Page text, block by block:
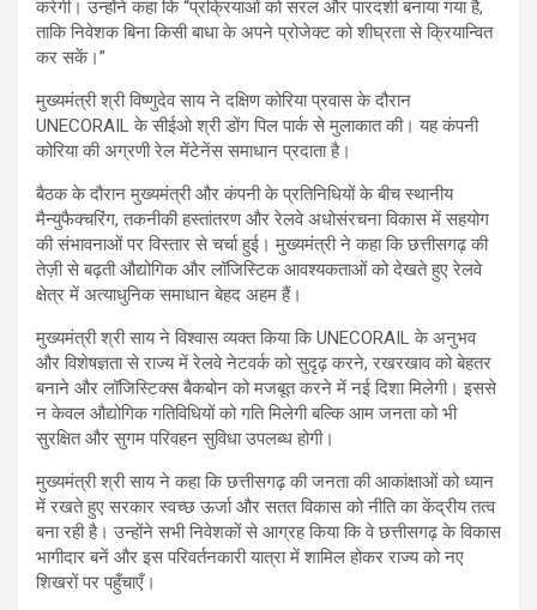
करेगी। उन्होंने कहा कि “प्रक्रियाओं को सरल और पारदर्शी बनाया गया है,
ताकि निवेशक बिना किसी बाधा के अपने प्रोजेक्ट को शीघ्रता से क्रियान्वित
कर सकें।”
मुख्यमंत्री श्री विष्णुदेव साय ने दक्षिण कोरिया प्रवास के दौरान
UNECORAIL के सीईओ श्री डोंग पिल पार्क से मुलाकात की। यह कंपनी
कोरिया की अग्रणी रेल मेंटेनेंस समाधान प्रदाता है।
बैठक के दौरान मुख्यमंत्री और कंपनी के प्रतिनिधियों के बीच स्थानीय
मैन्युफैक्चरिंग, तकनीकी हस्तांतरण और रेलवे अधोसंरचना विकास में सहयोग
की संभावनाओं पर विस्तार से चर्चा हुई। मुख्यमंत्री ने कहा कि छत्तीसगढ़ की
तेज़ी से बढ़ती औद्योगिक और लॉजिस्टिक आवश्यकताओं को देखते हुए रेलवे
क्षेत्र में अत्याधुनिक समाधान बेहद अहम हैं।
मुख्यमंत्री श्री साय ने विश्वास व्यक्त किया कि UNECORAIL के अनुभव
और विशेषज्ञता से राज्य में रेलवे नेटवर्क को सुदृढ़ करने, रखरखाव को बेहतर
बनाने और लॉजिस्टिक्स बैकबोन को मजबूत करने में नई दिशा मिलेगी। इससे
न केवल औद्योगिक गतिविधियों को गति मिलेगी बल्कि आम जनता को भी
सुरक्षित और सुगम परिवहन सुविधा उपलब्ध होगी।
मुख्यमंत्री श्री साय ने कहा कि छत्तीसगढ़ की जनता की आकांक्षाओं को ध्यान
में रखते हुए सरकार स्वच्छ ऊर्जा और सतत विकास को नीति का केंद्रीय तत्व
बना रही है। उन्होंने सभी निवेशकों से आग्रह किया कि वे छत्तीसगढ़ के विकास
भागीदार बनें और इस परिवर्तनकारी यात्रा में शामिल होकर राज्य को नए
शिखरों पर पहुँचाएँ।